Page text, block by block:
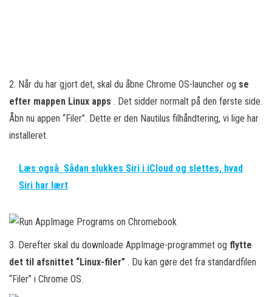
2. Når du har gjort det, skal du åbne Chrome OS-launcher og se
efter mappen Linux apps . Det sidder normalt på den første side.
Åbn nu appen “Filer”. Dette er den Nautilus filhåndtering, vi lige har
installeret.
Læs også Sådan slukkes Siri i iCloud og slettes, hvad
Siri har lært
3. Derefter skal du downloade AppImage-programmet og flytte
det til afsnittet “Linux-filer” . Du kan gøre det fra standardfilen
“Filer” i Chrome OS.